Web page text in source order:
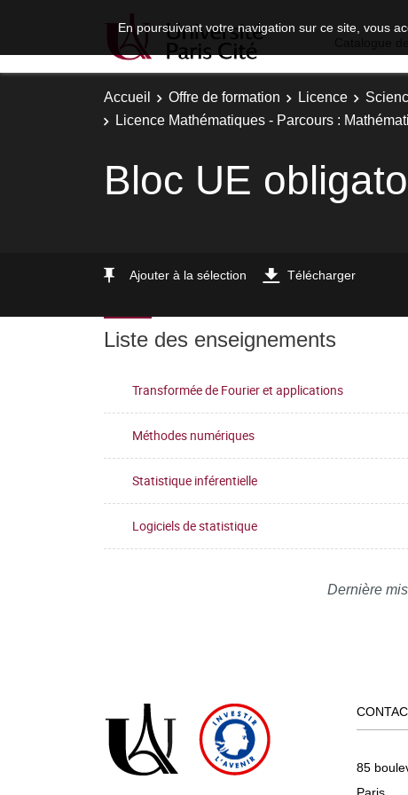
En poursuivant votre navigation sur ce site, vous
Accueil Offre de formation Licence
Licence Mathématiques - Parcours :
Bloc UE
Ajouter à la sélection Télécharger
Liste des enseignements
Transformée de Fourier et applications
Méthodes numériques
Statistique inférentielle
Logiciels de statistique
Dernière
85